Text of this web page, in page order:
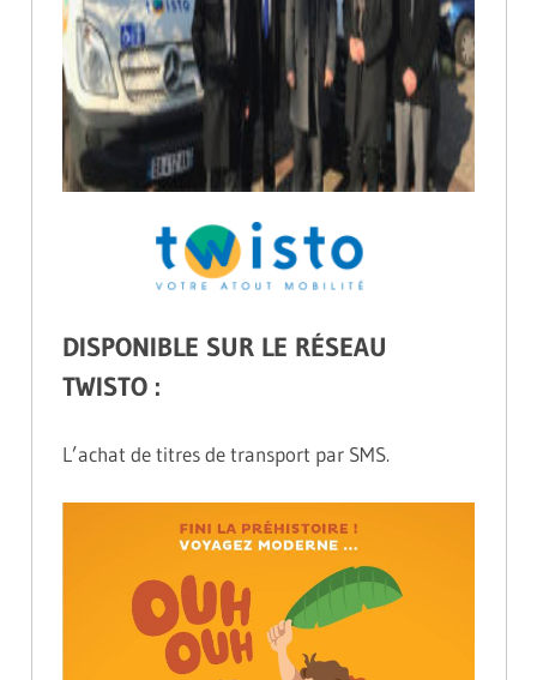
DISPONIBLE SUR LE RÉSEAU
TWISTO :
L’achat de titres de transport par SMS.